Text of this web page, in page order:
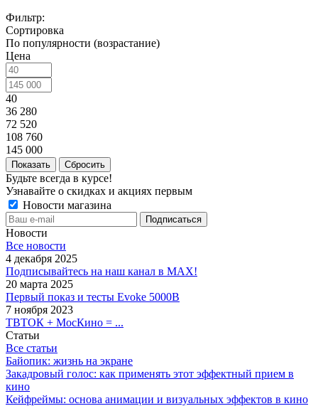
Фильтр:
Сортировка
По популярности (возрастание)
Цена
40
36 280
72 520
108 760
145 000
Показать Сбросить
Будьте всегда в курсе!
Узнавайте о скидках и акциях первым
Новости магазина
Новости
Все новости
4 декабря 2025
Подписывайтесь на наш канал в MAX!
20 марта 2025
Первый показ и тесты Evoke 5000B
7 ноября 2023
ТВТОК + МосКино = ...
Статьи
Все статьи
Байопик: жизнь на экране
Закадровый голос: как применять этот эффектный прием в
кино
Кейфреймы: основа анимации и визуальных эффектов в кино